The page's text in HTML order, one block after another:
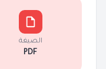
الصيغة
PDF